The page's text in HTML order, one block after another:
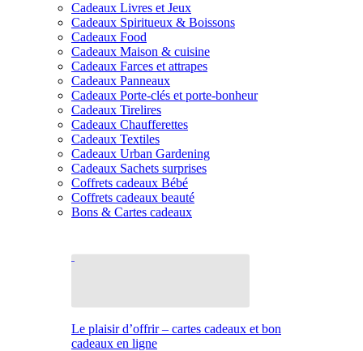
Cadeaux Livres et Jeux
Cadeaux Spiritueux & Boissons
Cadeaux Food
Cadeaux Maison & cuisine
Cadeaux Farces et attrapes
Cadeaux Panneaux
Cadeaux Porte-clés et porte-bonheur
Cadeaux Tirelires
Cadeaux Chaufferettes
Cadeaux Textiles
Cadeaux Urban Gardening
Cadeaux Sachets surprises
Coffrets cadeaux Bébé
Coffrets cadeaux beauté
Bons & Cartes cadeaux
Le plaisir d’offrir – cartes cadeaux et bon
cadeaux en ligne